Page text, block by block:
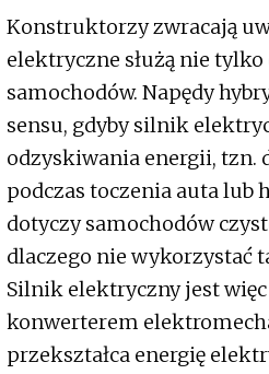
Konstruktorzy zwracają
elektryczne służą nie
samochodów. Napędy
sensu, gdyby silnik
odzyskiwania energii, tzn.
podczas toczenia auta lub
dotyczy samochodów
dlaczego nie wykorzystać
Silnik elektryczny jest
konwerterem
przekształca energię